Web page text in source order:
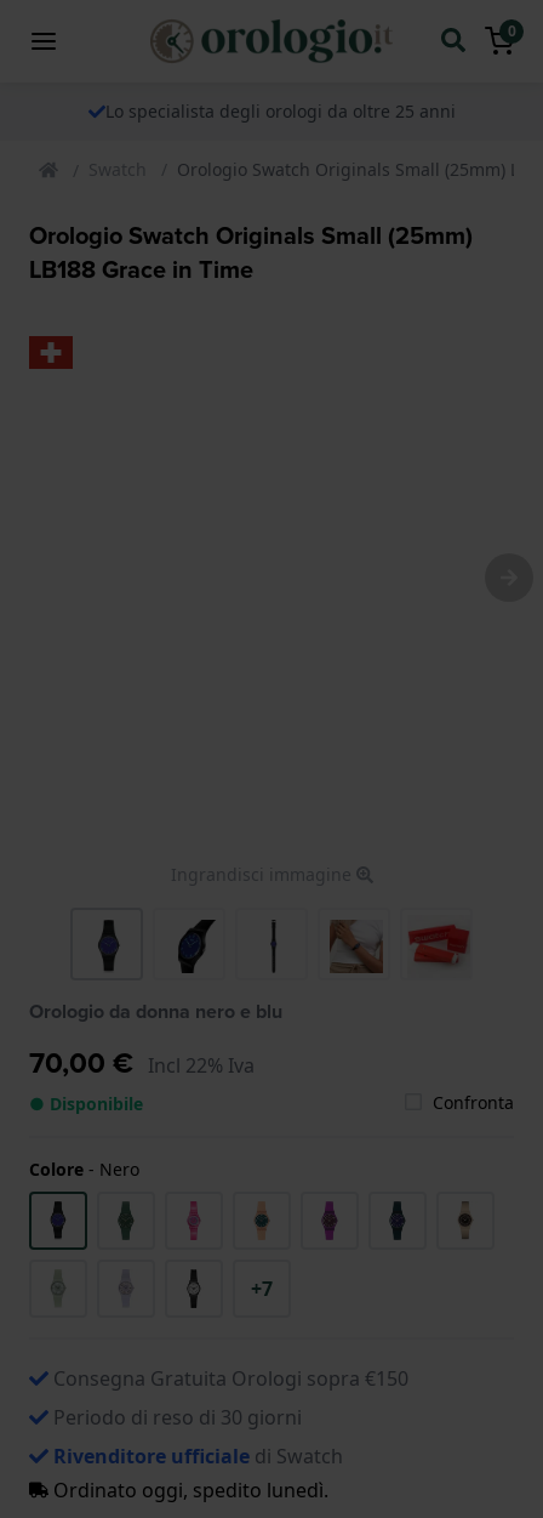
0
Lo specialista degli orologi da oltre 25 anni
Swatch Orologio Swatch Originals Small (25mm)
Orologio Swatch Originals Small (25mm)
LB188 Grace in Time
Ingrandisci immagine
Orologio da donna nero e blu
70,00 € Incl 22% Iva
● Disponibile Confronta
Colore - Nero
+7
Consegna Gratuita Orologi sopra €150
Periodo di reso di 30 giorni
Rivenditore ufficiale di Swatch
Ordinato oggi, spedito lunedì.